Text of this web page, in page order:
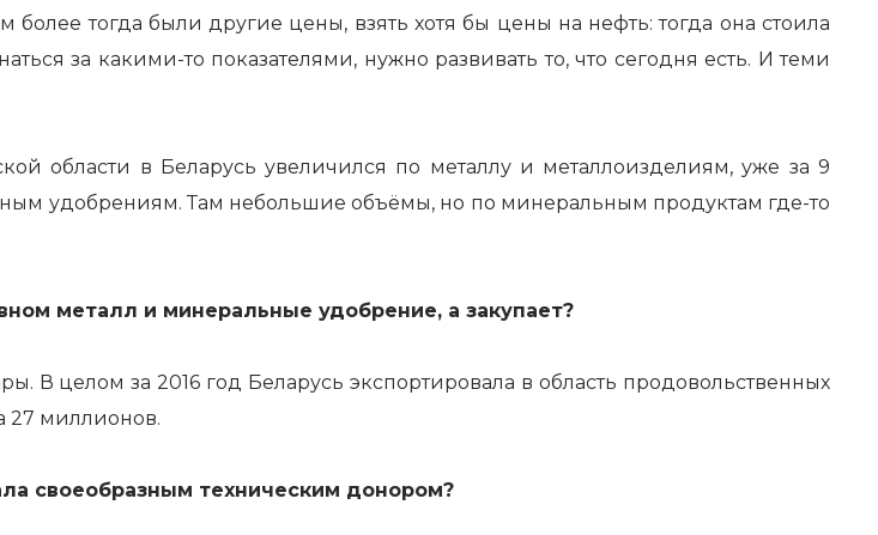
тогда были другие цены, взять хотя бы цены на нефть: тогда она стоила
за какими-то показателями, нужно развивать то, что сегодня есть. И теми
области в Беларусь увеличился по металлу и металлоизделиям, уже за 9
удобрениям. Там небольшие объёмы, но по минеральным продуктам где-то
металл и минеральные удобрение, а закупает?
В целом за 2016 год Беларусь экспортировала в область продовольственных
27 миллионов.
своеобразным техническим донором?